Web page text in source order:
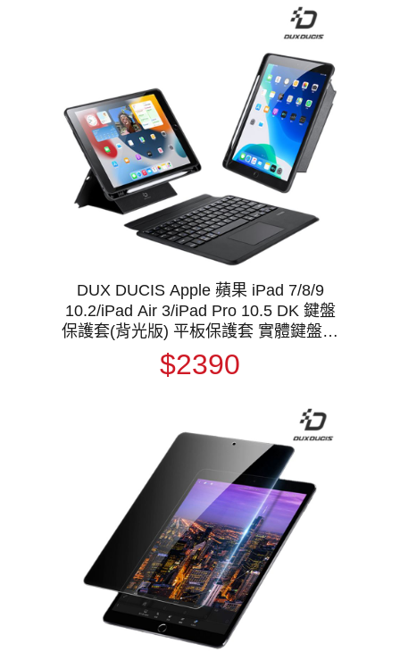
DUX DUCIS Apple 蘋果 iPad 7/8/9
10.2/iPad Air 3/iPad Pro 10.5 DK 鍵盤
保護套(背光版) 平板保護套 實體鍵盤套
磁吸保護套 注音 倉頡
$2390